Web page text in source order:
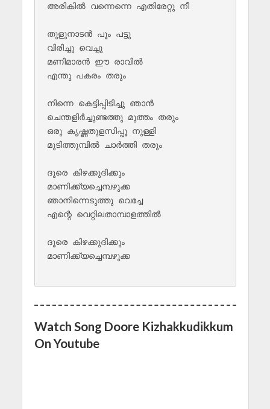
അരികില്‍ വന്നെന്നെ എതിരേറ്റു നീ
തുളുനാടന്‍ പൂം പട്ടു
വിരിച്ചു വെച്ചു
മണിമാരന്‍ ഈ രാവില്‍
എന്തു പകരം തരും
നിന്നെ കെട്ടിപ്പിടിച്ചു ഞാന്‍
ചെന്തളിർച്ചുണ്ടത്തു മുത്തം തരും
ഒരു കൃഷ്ണതുളസിപ്പൂ നുള്ളി
മുടിത്തുമ്പില്‍ ചാര്‍ത്തി തരും
ദൂരെ കിഴക്കുദിക്കും
മാണിക്ക്യച്ചെമ്പഴുക്ക
ഞാനിന്നെടുത്തു വെച്ചേ
എന്റെ വെറ്റിലതാമ്പാളത്തില്‍
ദൂരെ കിഴക്കുദിക്കും
മാണിക്ക്യച്ചെമ്പഴുക്ക
Watch Song Doore Kizhakkudikkum
On Youtube